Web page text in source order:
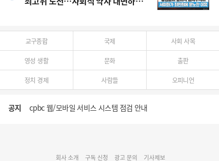
교구종합 국제 사회 사목
영성 생활 문화 출판
정치 경제 사람들 오피니언
공지 cpbc 웹/모바일 서비스 시스템 점검 안내
회사 소개 구독 신청 광고 문의 기사제보